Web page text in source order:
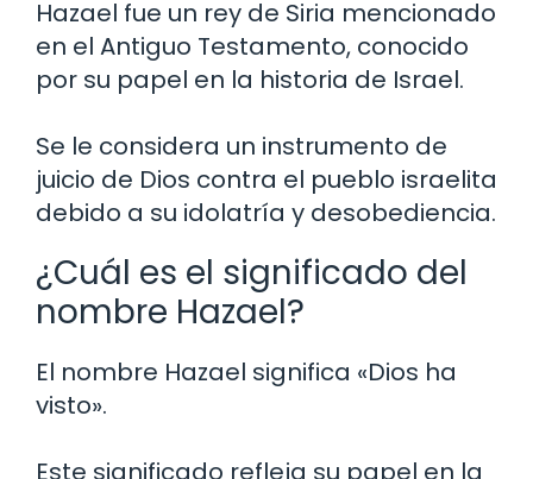
Hazael fue un rey de Siria mencionado
en el Antiguo Testamento, conocido
por su papel en la historia de Israel.
Se le considera un instrumento de
juicio de Dios contra el pueblo israelita
debido a su idolatría y desobediencia.
¿Cuál es el significado del
nombre Hazael?
El nombre Hazael significa «Dios ha
visto».
Este significado refleja su papel en la